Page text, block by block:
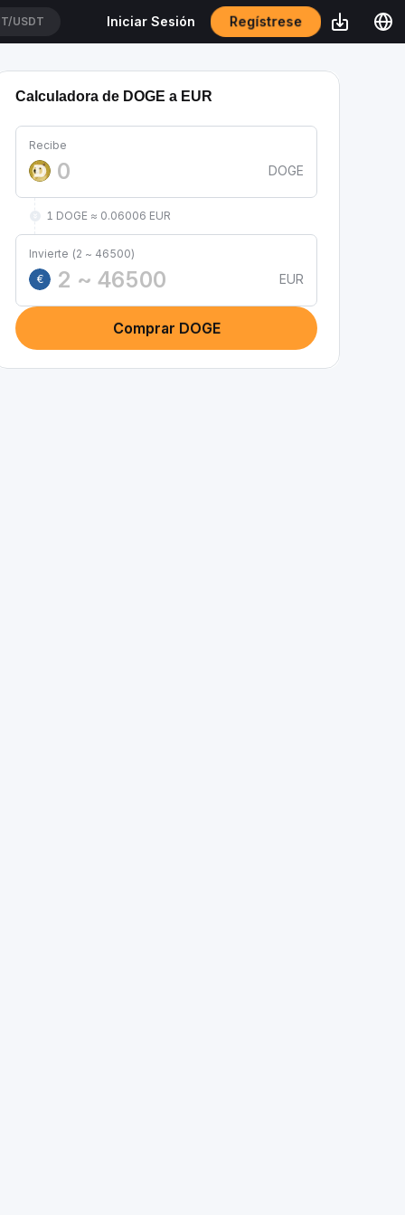
USDT Iniciar Sesión Regístrese
Calculadora de DOGE a EUR
Recibe
DOGE
1 DOGE ≈ 0.06006 EUR
Invierte (2 ~ 46500)
€
EUR
Comprar DOGE